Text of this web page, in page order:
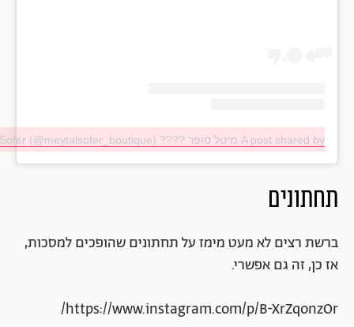
A post shared by מיטל סופר ???? Meytal Sofer (@meytalsofer_boutique)
תחתונים
ברשת רצים לא מעט מימז על תחתונים שהופכים למסכות,
אז כן, זה גם אפשרי.
https://www.instagram.com/p/B-XrZqonzOr/